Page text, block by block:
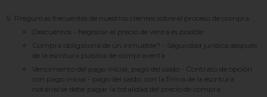
Preguntas frecuentes de nuestros clientes sobre el proceso de compra
Descuentos - Negociar el precio de venta es posible
Compra obligatoria de un inmueble? - Seguridad jurídica después
de la escritura pública de compraventa
Vencimiento del pago inicial, pago del saldo - Contrato de opción
con pago inicial - pago del saldo: con la firma de la escritura
notarial se debe pagar la totalidad del precio de compra.